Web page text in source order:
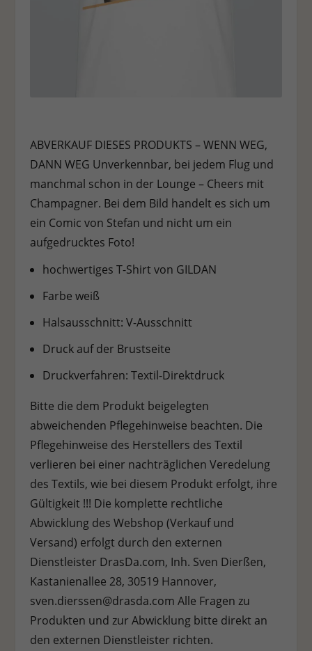
ABVERKAUF DIESES PRODUKTS – WENN WEG,
DANN WEG Unverkennbar, bei jedem Flug und
manchmal schon in der Lounge – Cheers mit
Champagner. Bei dem Bild handelt es sich um
ein Comic von Stefan und nicht um ein
aufgedrucktes Foto!
hochwertiges T-Shirt von GILDAN
Farbe weiß
Halsausschnitt: V-Ausschnitt
Druck auf der Brustseite
Druckverfahren: Textil-Direktdruck
Bitte die dem Produkt beigelegten
abweichenden Pflegehinweise beachten. Die
Pflegehinweise des Herstellers des Textil
verlieren bei einer nachträglichen Veredelung
des Textils, wie bei diesem Produkt erfolgt, ihre
Gültigkeit !!! Die komplette rechtliche
Abwicklung des Webshop (Verkauf und
Versand) erfolgt durch den externen
Dienstleister DrasDa.com, Inh. Sven Dierßen,
Kastanienallee 28, 30519 Hannover,
sven.dierssen@drasda.com Alle Fragen zu
Produkten und zur Abwicklung bitte direkt an
den externen Dienstleister richten.